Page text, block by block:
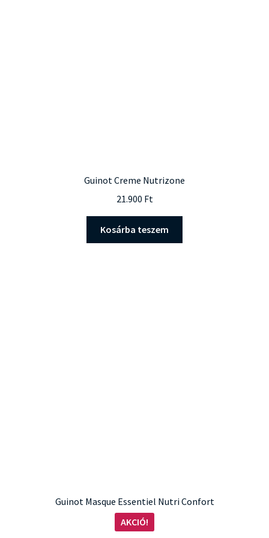
Guinot Creme Nutrizone
21.900 Ft
Kosárba teszem
Guinot Masque Essentiel Nutri Confort
AKCIÓ!